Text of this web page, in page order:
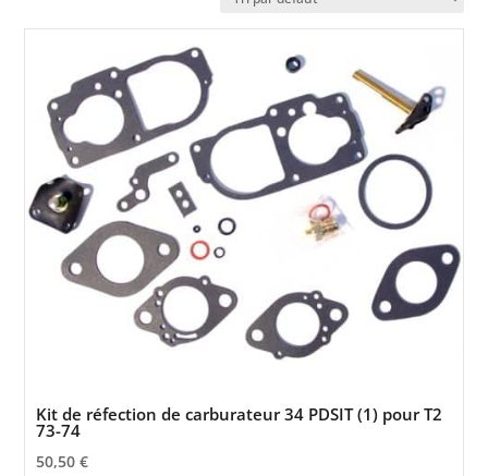
Kit de réfection de carburateur 34 PDSIT (1) pour T2
73-74
50,50€